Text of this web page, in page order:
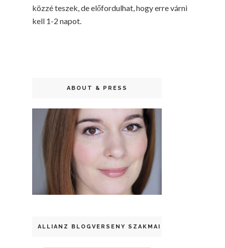
közzé teszek, de előfordulhat, hogy erre várni
kell 1-2 napot.
ABOUT & PRESS
ALLIANZ BLOGVERSENY SZAKMAI DÍJ